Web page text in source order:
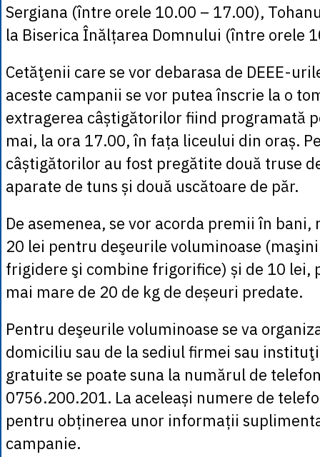
Sergiana (între orele 10.00 – 17.00),
la Biserica Înălțarea Domnului (între orele
Cetăţenii care se vor debarasa de DEEE-
aceste campanii se vor putea înscrie la o
extragerea câștigătorilor fiind programată
mai, la ora 17.00, în fața liceului din oraș.
câștigătorilor au fost pregătite două truse
aparate de tuns și două uscătoare de păr.
De asemenea, se vor acorda premii în
20 lei pentru deşeurile voluminoase
frigidere şi combine frigorifice) și de 10 lei,
mai mare de 20 de kg de deșeuri predate.
Pentru deşeurile voluminoase se va
domiciliu sau de la sediul firmei sau
gratuite se poate suna la numărul de
0756.200.201. La aceleași numere de
pentru obținerea unor informații
campanie.